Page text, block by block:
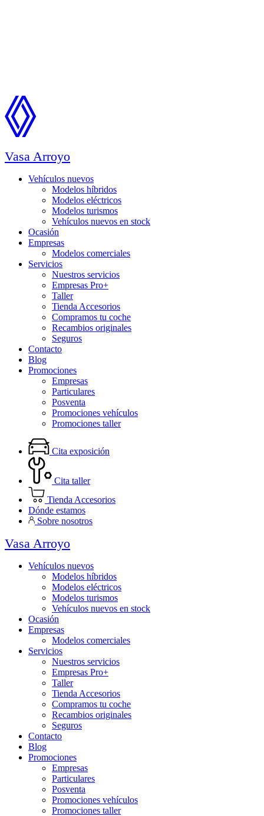
Vasa Arroyo
Vehículos nuevos
Modelos híbridos
Modelos eléctricos
Modelos turismos
Vehículos nuevos en stock
Ocasión
Empresas
Modelos comerciales
Servicios
Nuestros servicios
Empresas Pro+
Taller
Tienda Accesorios
Compramos tu coche
Recambios originales
Seguros
Contacto
Blog
Promociones
Empresas
Particulares
Posventa
Promociones vehículos
Promociones taller
Cita exposición
Cita taller
Tienda Accesorios
Dónde estamos
Sobre nosotros
Vasa Arroyo
Vehículos nuevos
Modelos híbridos
Modelos eléctricos
Modelos turismos
Vehículos nuevos en stock
Ocasión
Empresas
Modelos comerciales
Servicios
Nuestros servicios
Empresas Pro+
Taller
Tienda Accesorios
Compramos tu coche
Recambios originales
Seguros
Contacto
Blog
Promociones
Empresas
Particulares
Posventa
Promociones vehículos
Promociones taller